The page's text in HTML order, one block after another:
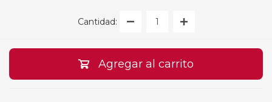
Cantidad:
Agregar al carrito